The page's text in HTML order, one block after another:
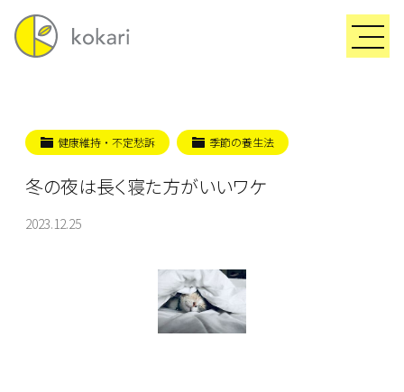
健康維持・不定愁訴 季節の養生法
冬の夜は長く寝た方がいいワケ
2023.12.25